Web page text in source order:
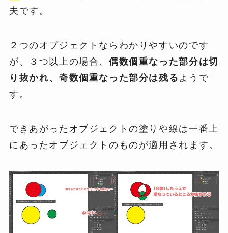
夫です。
２つのオブジェクトならわかりやすいのです
が、３つ以上の場合、偶数個重なった部分は切
り抜かれ、奇数個重なった部分は残る ようで
す。
できあがったオブジェクトの塗りや線は一番上
にあったオブジェクトのものが適用されます。